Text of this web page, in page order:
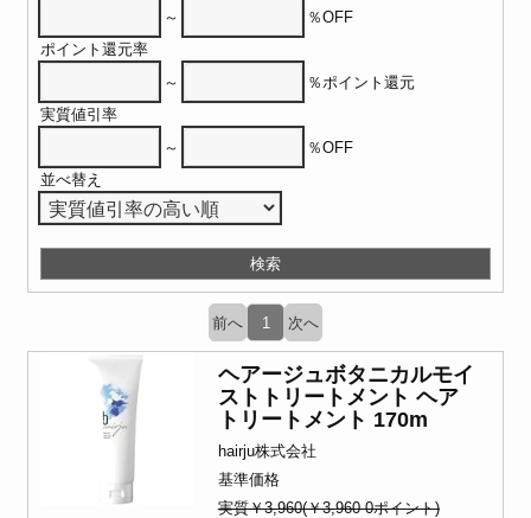
～
％OFF
ポイント還元率
～
％ポイント還元
実質値引率
～
％OFF
並べ替え
前へ 1 次へ
ヘアージュボタニカルモイ
ストトリートメント ヘア
トリートメント 170m
hairju株式会社
基準価格
実質￥3,960(￥3,960-0ポイント)